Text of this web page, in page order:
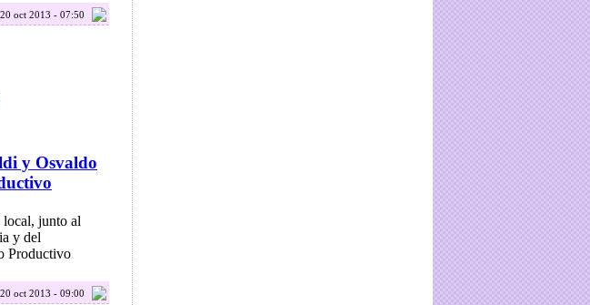
oct 2013 - 07:50
y Osvaldo
local, junto al
y del
Productivo
oct 2013 - 09:00